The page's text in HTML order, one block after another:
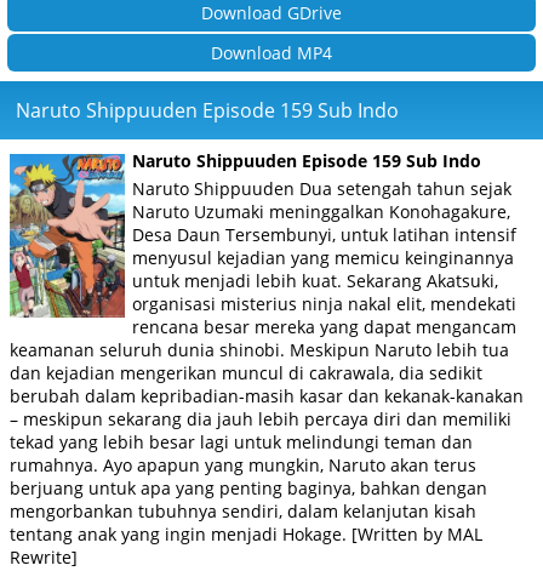
Download GDrive
Download MP4
Naruto Shippuuden Episode 159 Sub Indo
Naruto Shippuuden Episode 159 Sub Indo
Naruto Shippuuden Dua setengah tahun sejak
Naruto Uzumaki meninggalkan Konohagakure,
Desa Daun Tersembunyi, untuk latihan intensif
menyusul kejadian yang memicu keinginannya
untuk menjadi lebih kuat. Sekarang Akatsuki,
organisasi misterius ninja nakal elit, mendekati
rencana besar mereka yang dapat mengancam
keamanan seluruh dunia shinobi. Meskipun Naruto lebih tua
dan kejadian mengerikan muncul di cakrawala, dia sedikit
berubah dalam kepribadian-masih kasar dan kekanak-kanakan
– meskipun sekarang dia jauh lebih percaya diri dan memiliki
tekad yang lebih besar lagi untuk melindungi teman dan
rumahnya. Ayo apapun yang mungkin, Naruto akan terus
berjuang untuk apa yang penting baginya, bahkan dengan
mengorbankan tubuhnya sendiri, dalam kelanjutan kisah
tentang anak yang ingin menjadi Hokage. [Written by MAL
Rewrite]